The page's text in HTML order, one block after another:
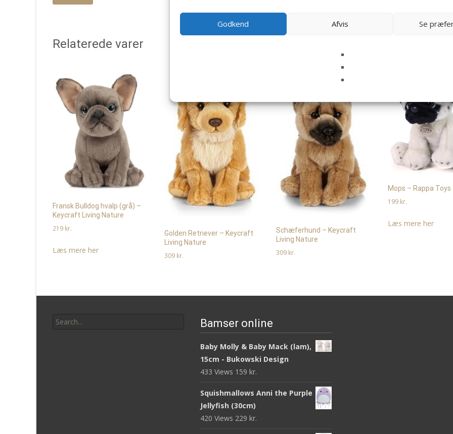
Godkend Afvis Se
Relaterede varer
Fransk Bulldog hvalp (grå) –
Keycraft Living Nature
219 kr.
Læs mere her
Golden Retriever – Keycraft
Living Nature
309 kr.
Schæferhund – Keycraft
Living Nature
309 kr.
Mops – Rappa Toys
199 kr.
Læs mere her
for:
Bamser online
Baby Molly & Baby Mack (lam),
15cm - Bukowski Design
433 Views 159 kr.
Squishmallows Anni the Purple
Jellyfish (30cm)
420 Views 229 kr.